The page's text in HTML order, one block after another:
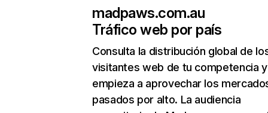
madpaws.com.au
Tráfico web por país
Consulta la distribución global de
visitantes web de tu competencia y
empieza a aprovechar los
pasados por alto. La audiencia